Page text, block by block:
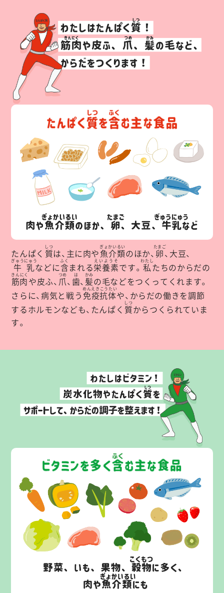
たんぱく 質
しつ
は、主に肉や 魚介類
ぎょかいるい
のほか、 卵
たまご
、大豆、
牛乳
ぎゅうにゅう
などに含
ふく
まれる栄養素
えいようそ
です。 私
わたし
たちのからだの
筋肉
きんにく
や皮ふ、 爪
つめ
、 歯
は
、 髪
かみ
の毛などをつくってくれます。
さらに、病気と戦う 免疫抗体
めんえきこうたい
や、からだの働きを調節
するホルモンなども、たんぱく 質
しつ
からつくられていま
す。